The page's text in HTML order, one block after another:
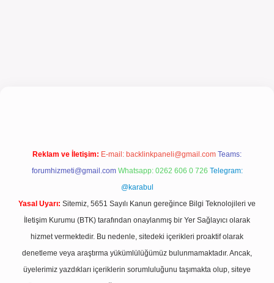
Reklam ve İletişim: E-mail: backlinkpaneli@gmail.com Teams:
forumhizmeti@gmail.com Whatsapp: 0262 606 0 726 Telegram:
@karabul
Yasal Uyarı: Sitemiz, 5651 Sayılı Kanun gereğince Bilgi Teknolojileri ve
İletişim Kurumu (BTK) tarafından onaylanmış bir Yer Sağlayıcı olarak
hizmet vermektedir. Bu nedenle, sitedeki içerikleri proaktif olarak
denetleme veya araştırma yükümlülüğümüz bulunmamaktadır. Ancak,
üyelerimiz yazdıkları içeriklerin sorumluluğunu taşımakta olup, siteye